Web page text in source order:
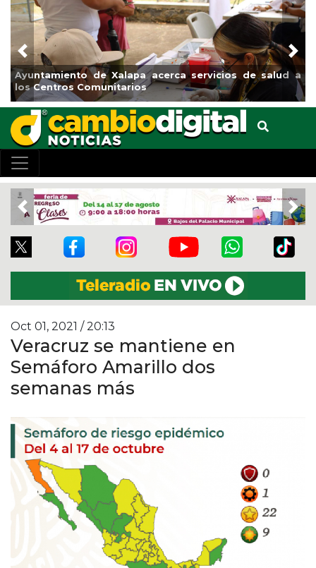
de Xalapa acerca servicios de salud a
Comunitarios
Municipio
el
Previous
Previous
Oct 01, 2021 / 20:13
Veracruz se mantiene en
Semáforo Amarillo dos
semanas más